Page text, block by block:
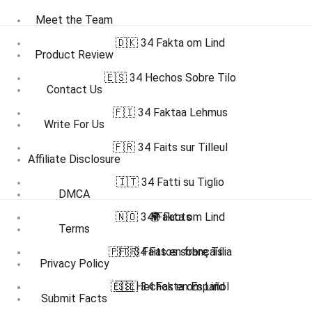
Meet the Team
Product Review
Contact Us
Write For Us
Affiliate Disclosure
DMCA
Terms
Privacy Policy
Submit Facts
🇩🇰 34 Fakta om Lind
🇪🇸 34 Hechos Sobre Tilo
🇫🇮 34 Faktaa Lehmus
🇫🇷 34 Faits sur Tilleul
🇮🇹 34 Fatti su Tiglio
🇳🇴 34 Fakta om Lind
🇵🇹 34 Fatos sobre Tília
🇸🇪 34 Fakta om Lind
🌍 Facts
🇫🇷 Faits en français
🇪🇸 Hechos en Español